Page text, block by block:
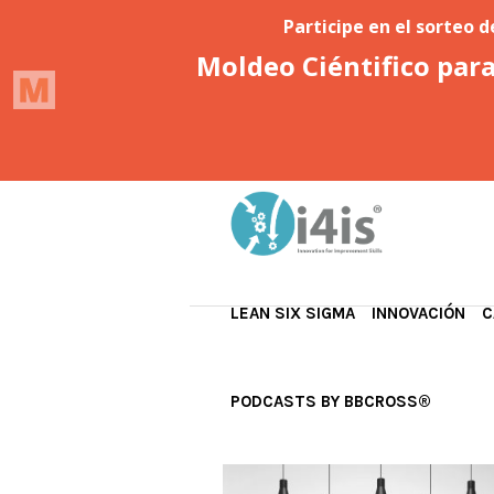
LEAN SIX SIGMA INNOVACIÓN
PODCASTS BY BBCROSS®